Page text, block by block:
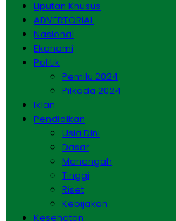
Liputan Khusus
ADVERTORIAL
Nasional
Ekonomi
Politik
Pemilu 2024
Pilkada 2024
Iklan
Pendidikan
Usia Dini
Dasar
Menengah
Tinggi
Riset
Kebijakan
Kesehatan